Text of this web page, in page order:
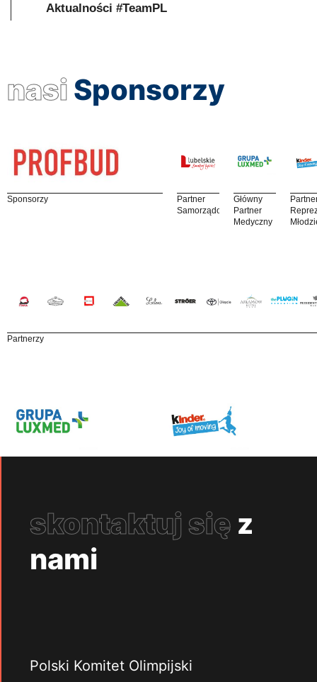
Aktualności #TeamPL
nasi Sponsorzy
Sponsorzy
Partner
Samorządowy
Główny
Partner
Medyczny
Partnerzy
skontaktuj się z
nami
Polski Komitet Olimpijski